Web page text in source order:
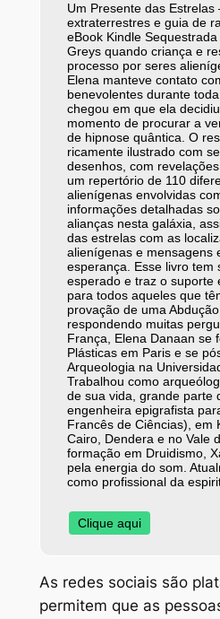
Um Presente das Estrelas
extraterrestres e guia de
eBook Kindle
Greys quando criança e
processo por seres
Elena manteve contato
benevolentes durante
chegou em que ela
momento de procurar a
de hipnose quântica. O
ricamente ilustrado com
desenhos, com
um repertório de 110
alienígenas envolvidas
informações detalhadas
alianças nesta galáxia,
das estrelas com as
alienígenas e mensagens
esperança. Esse livro tem
esperado e traz o suporte
para todos aqueles que
provação de uma
respondendo muitas
França, Elena Danaan se
Plásticas em Paris e se
Arqueologia na
Trabalhou como
de sua vida, grande parte
engenheira epigrafista
Francês de Ciências), em
Cairo, Dendera e no Vale
formação em Druidismo,
pela energia do som.
como profissional da
Clique aqui
As redes sociais são
permitem que as